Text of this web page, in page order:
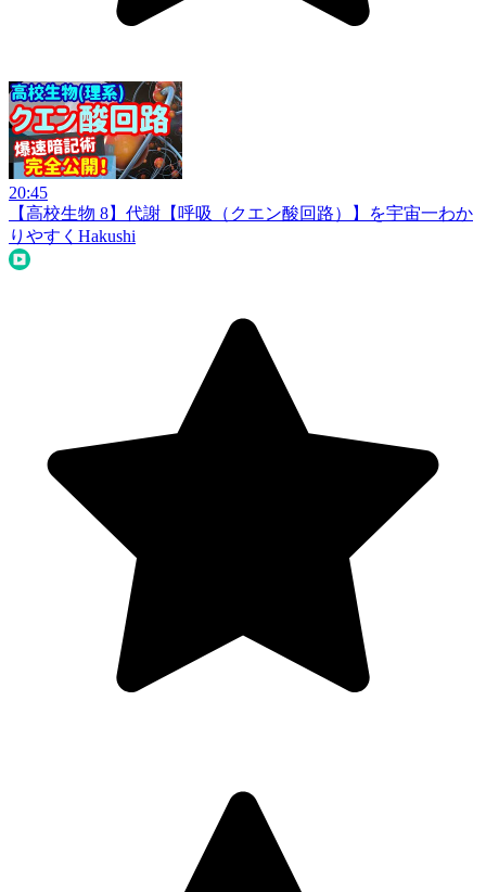
20:45
【高校生物 8】代謝【呼吸（クエン酸回路）】を宇宙一わか
りやすく Hakushi